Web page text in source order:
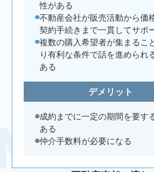
性がある
不動産会社が販売活動から価
契約手続きまで一貫してサポ
複数の購入希望者が集まるこ
り有利な条件で話を進められ
ある
デメリット
成約までに一定の期間を要す
ある
仲介手数料が必要になる